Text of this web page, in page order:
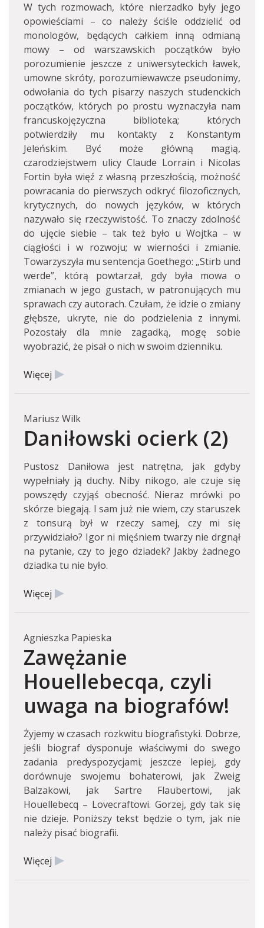
W tych rozmowach, które nierzadko były jego
opowieściami – co należy ściśle oddzielić od
monologów, będących całkiem inną odmianą
mowy – od warszawskich początków było
porozumienie jeszcze z uniwersyteckich ławek,
umowne skróty, porozumiewawcze pseudonimy,
odwołania do tych pisarzy naszych studenckich
początków, których po prostu wyznaczyła nam
francuskojęzyczna biblioteka; których
potwierdziły mu kontakty z Konstantym
Jeleńskim. Być może główną magią,
czarodziejstwem ulicy Claude Lorrain i Nicolas
Fortin była więź z własną przeszłością, możność
powracania do pierwszych odkryć filozoficznych,
krytycznych, do nowych języków, w których
nazywało się rzeczywistość. To znaczy zdolność
do ujęcie siebie – tak też było u Wojtka – w
ciągłości i w rozwoju; w wierności i zmianie.
Towarzyszyła mu sentencja Goethego: „Stirb und
werde”, którą powtarzał, gdy była mowa o
zmianach w jego gustach, w patronujących mu
sprawach czy autorach. Czułam, że idzie o zmiany
głębsze, ukryte, nie do podzielenia z innymi.
Pozostały dla mnie zagadką, mogę sobie
wyobrazić, że pisał o nich w swoim dzienniku.
Więcej
Mariusz Wilk
Daniłowski ocierk (2)
Pustosz Daniłowa jest natrętna, jak gdyby
wypełniały ją duchy. Niby nikogo, ale czuje się
powszędy czyjąś obecność. Nieraz mrówki po
skórze biegają. I sam już nie wiem, czy staruszek
z tonsurą był w rzeczy samej, czy mi się
przywidziało? Igor ni mięśniem twarzy nie drgnął
na pytanie, czy to jego dziadek? Jakby żadnego
dziadka tu nie było.
Więcej
Agnieszka Papieska
Zawężanie
Houellebecqa, czyli
uwaga na biografów!
Żyjemy w czasach rozkwitu biografistyki. Dobrze,
jeśli biograf dysponuje właściwymi do swego
zadania predyspozycjami; jeszcze lepiej, gdy
dorównuje swojemu bohaterowi, jak Zweig
Balzakowi, jak Sartre Flaubertowi, jak
Houellebecq – Lovecraftowi. Gorzej, gdy tak się
nie dzieje. Poniższy tekst będzie o tym, jak nie
należy pisać biografii.
Więcej